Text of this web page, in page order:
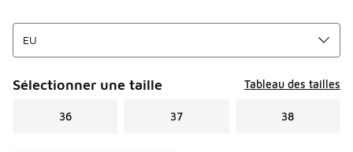
Sélectionner une taille Tableau des tailles
36 37 38